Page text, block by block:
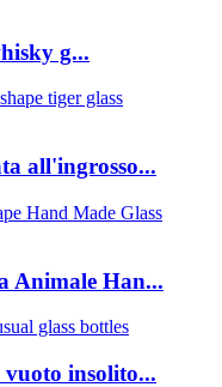
g...
all'ingrosso...
Animale Han...
vuoto insolito...